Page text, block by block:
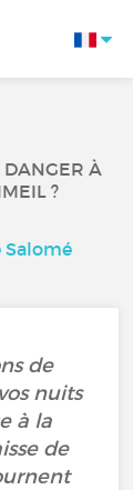
DANGER À
?
Salomé
de
nuits
à la
de